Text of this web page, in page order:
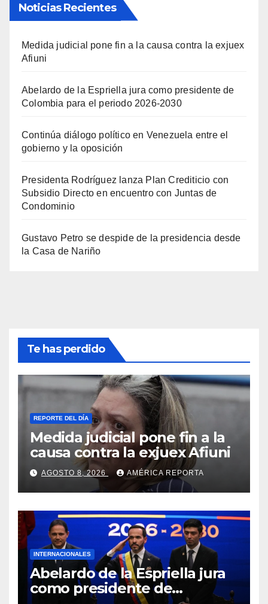
Noticias Recientes
Medida judicial pone fin a la causa contra la exjuex
Afiuni
Abelardo de la Espriella jura como presidente de
Colombia para el periodo 2026-2030
Continúa diálogo político en Venezuela entre el
gobierno y la oposición
Presidenta Rodríguez lanza Plan Crediticio con
Subsidio Directo en encuentro con Juntas de
Condominio
Gustavo Petro se despide de la presidencia desde
la Casa de Nariño
Te has perdido
REPORTE DEL DÍA
Medida judicial pone fin a la
causa contra la exjuex Afiuni
AGOSTO 8, 2026 AMÉRICA REPORTA
INTERNACIONALES
Abelardo de la Espriella jura
como presidente de